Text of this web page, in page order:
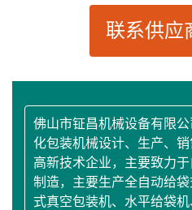
联系供应
佛山市钲昌机械设备有限
化包装机械设计、生产、
高新技术企业，主要致力
制造，主要生产全自动给
式真空包装机、水平给袋